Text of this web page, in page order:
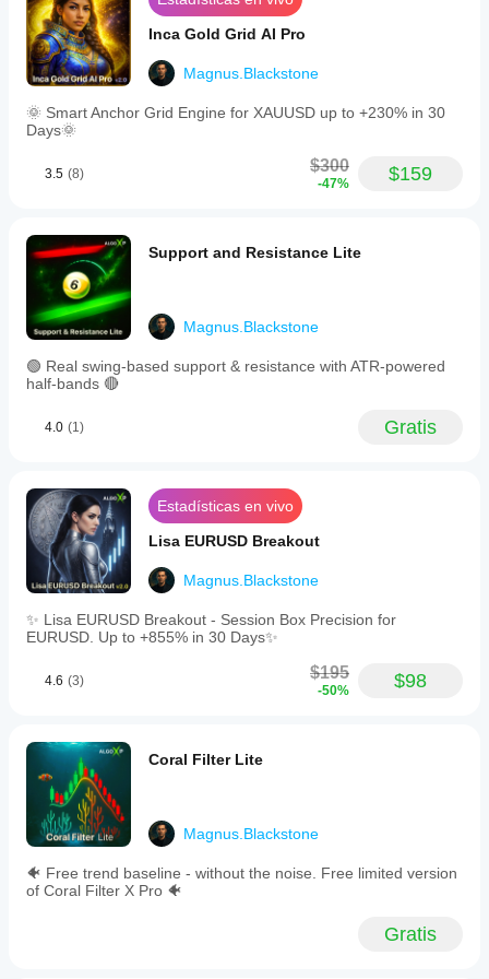
validación y referencia. El rendimiento pasado en
backtesting no garantiza resultados futuros en
trading en vivo.
entorno le
ayuda a
comprender
cómo
funciona en
el uso real.
Inca Gold Grid AI Pro
Magnus.Blackstone
🌞 Smart Anchor Grid Engine for XAUUSD up to +230% in 30
Days🌞
3.5 (8) $300
-47% $159
Support and Resistance Lite
Magnus.Blackstone
🟢 Real swing-based support & resistance with ATR-powered
half-bands 🔴
4.0 (1) Gratis
Estadísticas en vivo
Lisa EURUSD Breakout
Magnus.Blackstone
✨ Lisa EURUSD Breakout - Session Box Precision for
EURUSD. Up to +855% in 30 Days✨
4.6 (3) $195
-50% $98
Coral Filter Lite
Magnus.Blackstone
🐠 Free trend baseline - without the noise. Free limited version
of Coral Filter X Pro 🐠
Gratis